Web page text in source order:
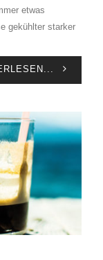
etwas
gekühlter starker